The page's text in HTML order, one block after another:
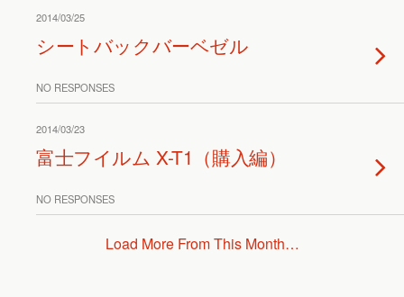
2014/03/25
シートバックバーベゼル
NO RESPONSES
2014/03/23
富士フイルム X-T1（購入編）
NO RESPONSES
Load More From This Month…